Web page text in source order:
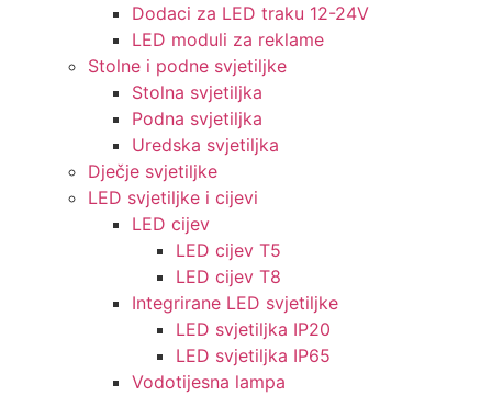
Dodaci za LED traku 12-24V
LED moduli za reklame
Stolne i podne svjetiljke
Stolna svjetiljka
Podna svjetiljka
Uredska svjetiljka
Dječje svjetiljke
LED svjetiljke i cijevi
LED cijev
LED cijev T5
LED cijev T8
Integrirane LED svjetiljke
LED svjetiljka IP20
LED svjetiljka IP65
Vodotijesna lampa